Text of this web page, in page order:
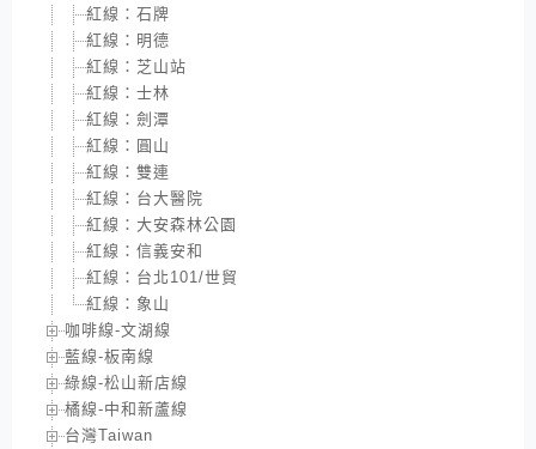
紅線：石牌
紅線：明德
紅線：芝山站
紅線：士林
紅線：劍潭
紅線：圓山
紅線：雙連
紅線：台大醫院
紅線：大安森林公園
紅線：信義安和
紅線：台北101/世貿
紅線：象山
咖啡線-文湖線
藍線-板南線
綠線-松山新店線
橘線-中和新蘆線
台灣Taiwan